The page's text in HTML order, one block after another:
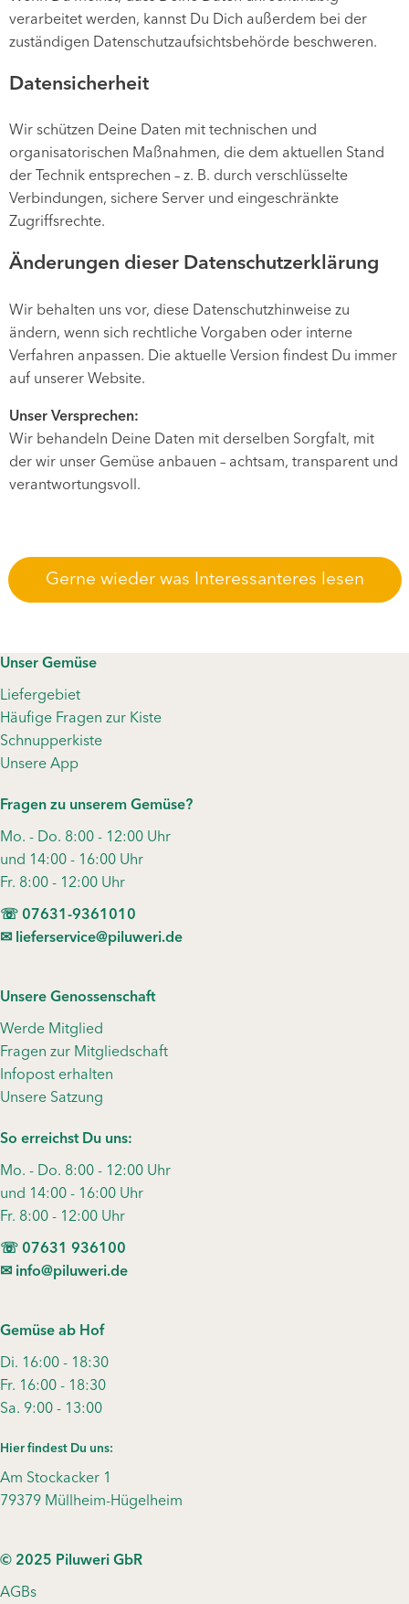
verarbeitet werden, kannst Du Dich außerdem bei der
zuständigen Datenschutzaufsichtsbehörde beschweren.
Datensicherheit
Wir schützen Deine Daten mit technischen und
organisatorischen Maßnahmen, die dem aktuellen Stand
der Technik entsprechen – z. B. durch verschlüsselte
Verbindungen, sichere Server und eingeschränkte
Zugriffsrechte.
Änderungen dieser Datenschutzerklärung
Wir behalten uns vor, diese Datenschutzhinweise zu
ändern, wenn sich rechtliche Vorgaben oder interne
Verfahren anpassen. Die aktuelle Version findest Du immer
auf unserer Website.
Unser Versprechen:
Wir behandeln Deine Daten mit derselben Sorgfalt, mit
der wir unser Gemüse anbauen – achtsam, transparent und
verantwortungsvoll.
Gerne wieder was Interessanteres lesen
Unser Gemüse
Liefergebiet
Häufige Fragen zur Kiste
Schnupperkiste
Unsere App
Fragen zu unserem Gemüse?
Mo. - Do. 8:00 - 12:00 Uhr
und 14:00 - 16:00 Uhr
Fr. 8:00 - 12:00 Uhr
☏ 07631-9361010
✉︎ lieferservice@piluweri.de
Unsere Genossenschaft
Werde Mitglied
Fragen zur Mitgliedschaft
Infopost erhalten
Unsere Satzung
So erreichst Du uns:
Mo. - Do. 8:00 - 12:00 Uhr
und 14:00 - 16:00 Uhr
Fr. 8:00 - 12:00 Uhr
☏ 07631 936100
✉︎ info@piluweri.de
Gemüse ab Hof
Di. 16:00 - 18:30
Fr. 16:00 - 18:30
Sa. 9:00 - 13:00
Hier findest Du uns:
Am Stockacker 1
79379 Müllheim-Hügelheim
© 2025 Piluweri GbR
AGBs